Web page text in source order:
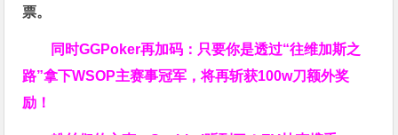
票。
同时GGPoker再加码：只要你是透过“往维加斯之
路”拿下WSOP主赛事冠军，将再斩获100w刀额外奖
励！